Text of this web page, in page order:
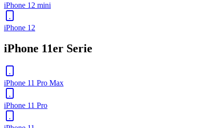
iPhone 12 mini
iPhone 12
iPhone 11er Serie
iPhone 11 Pro Max
iPhone 11 Pro